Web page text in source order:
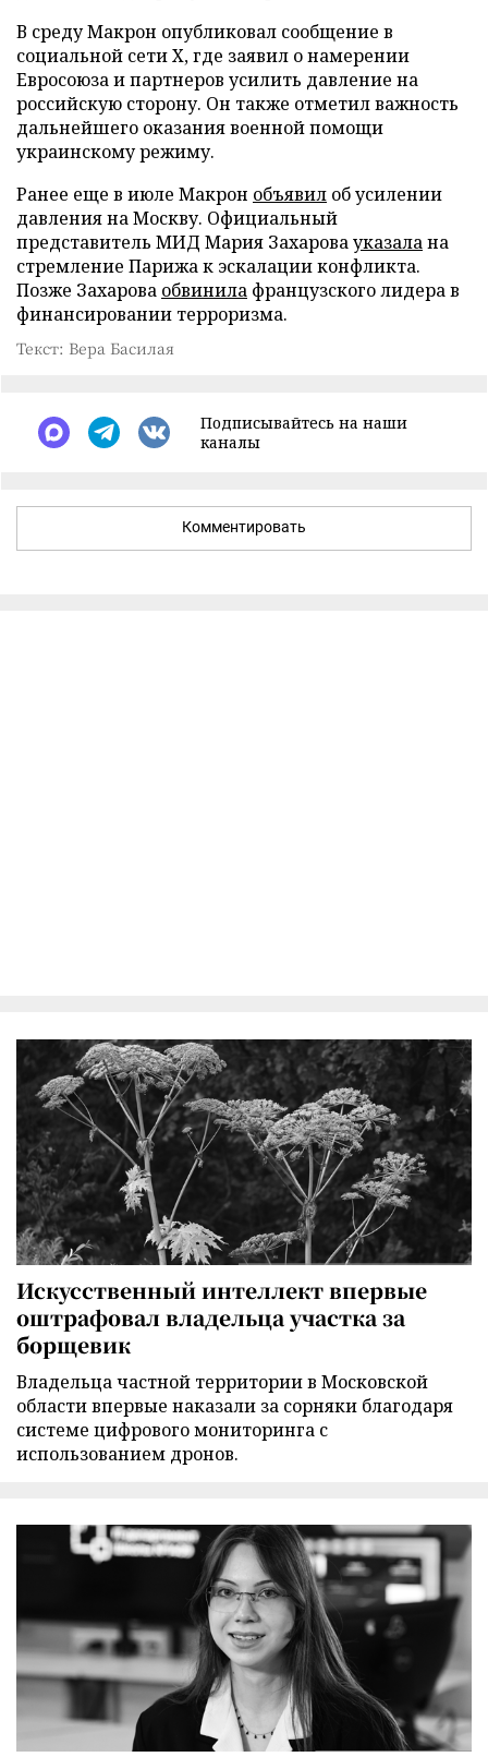
В среду Макрон опубликовал сообщение в
социальной сети X, где заявил о намерении
Евросоюза и партнеров усилить давление на
российскую сторону. Он также отметил важность
дальнейшего оказания военной помощи
украинскому режиму.
Ранее еще в июле Макрон объявил об усилении
давления на Москву. Официальный
представитель МИД Мария Захаровауказалана
стремление Парижа к эскалации конфликта.
Позже Захарова обвинила французского лидера в
финансировании терроризма.
Текст: Вера Басилая
Подписывайтесь на наши
каналы
Комментировать
Искусственный интеллект впервые
оштрафовал владельца участка за
борщевик
Владельца частной территории в Московской
области впервые наказали за сорняки благодаря
системе цифрового мониторинга с
использованием дронов.